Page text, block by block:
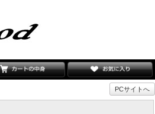
PCサイトへ